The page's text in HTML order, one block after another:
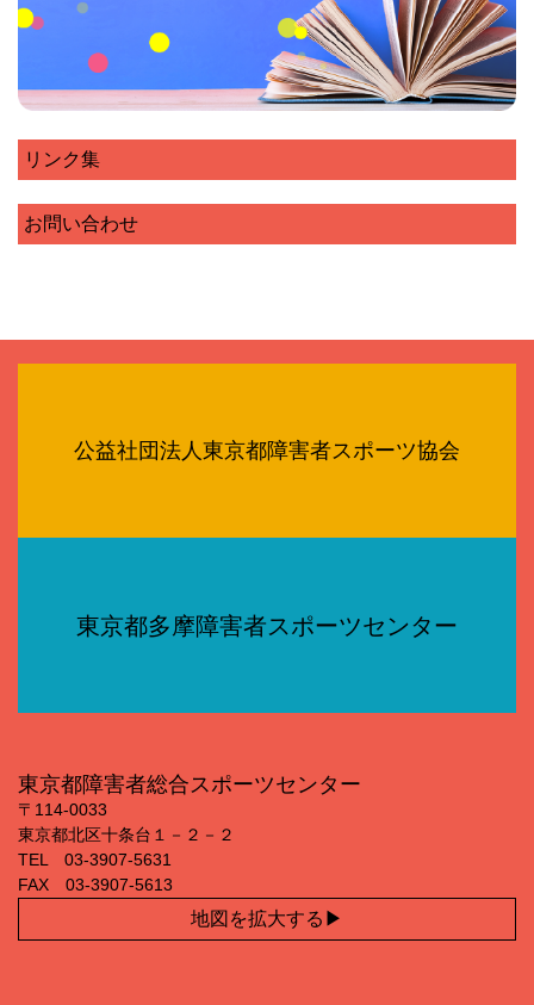
リンク集
お問い合わせ
公益社団法人東京都障害者スポーツ協会
東京都多摩障害者スポーツセンター
東京都障害者総合スポーツセンター
〒114‐0033
東京都北区十条台１－２－２
TEL 03‐3907‐5631
FAX 03‐3907‐5613
地図を拡大する